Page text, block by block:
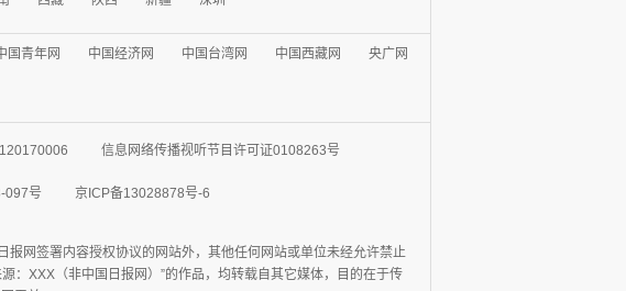
国青年网 中国经济网 中国台湾网 中国西藏网 央广网
信息网络传播视听节目许可证0108263号
097号 京ICP备13028878号-6
报网签署内容授权协议的网站外，其他任何网站或单位未经允许禁止
：XXX（非中国日报网）”的作品，均转载自其它媒体，目的在于传